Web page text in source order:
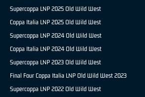
Supercoppa LNP 2025 Old Wild West
Coppa Italia LNP 2025 Old Wild West
Supercoppa LNP 2024 Old Wild West
Coppa Italia LNP 2024 Old Wild West
Supercoppa LNP 2023 Old Wild West
Final Four Coppa Italia LNP Old Wild West 2023
Supercoppa LNP 2022 Old Wild West